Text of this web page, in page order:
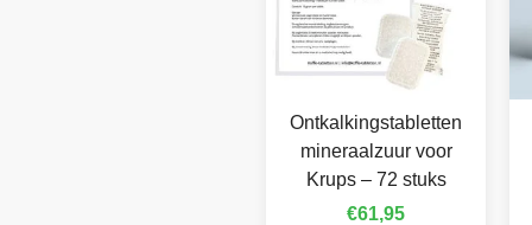
Ontkalkingstabletten
mineraalzuur voor
Krups – 72 stuks
€61,95